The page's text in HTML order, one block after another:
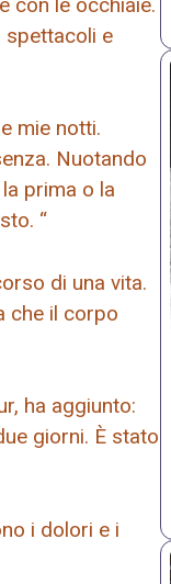
spettacoli e
mie notti.
Nuotando
prima o la
“
di una vita.
che il corpo
ha aggiunto:
giorni. È stato
i dolori e i